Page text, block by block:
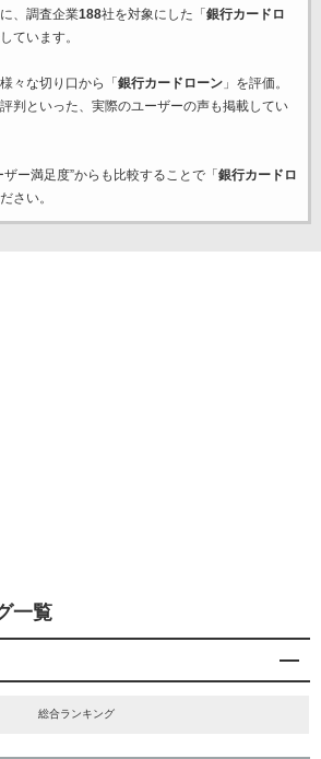
、調査企業188社を対象にした「 銀行カードロ
ています。
々な切り口から「 銀行カードローン」を評価。
判といった、実際のユーザーの声も掲載してい
ー満足度”からも比較することで「 銀行カードロ
さい。
一覧
総合ランキング